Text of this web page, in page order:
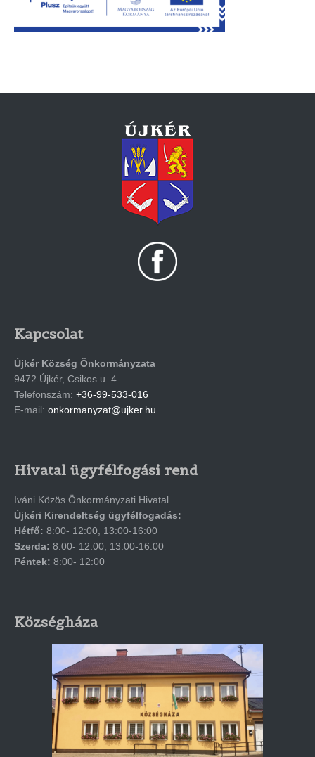
Kapcsolat
Újkér Község Önkormányzata
9472 Újkér, Csikos u. 4.
Telefonszám: +36-99-533-016
E-mail: onkormanyzat@ujker.hu
Hivatal ügyfélfogási rend
Iváni Közös Önkormányzati Hivatal
Újkéri Kirendeltség ügyfélfogadás:
Hétfő: 8:00- 12:00, 13:00-16:00
Szerda: 8:00- 12:00, 13:00-16:00
Péntek: 8:00- 12:00
Községháza